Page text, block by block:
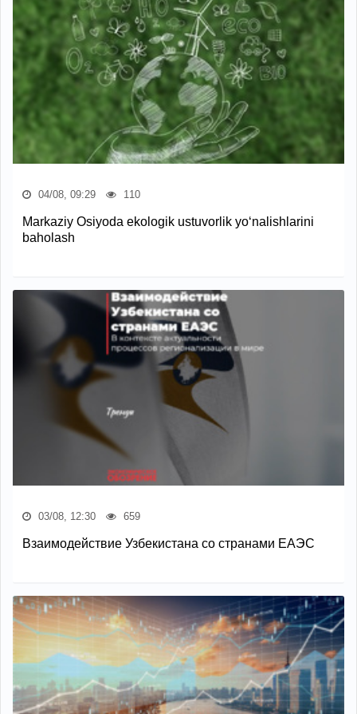
04/08, 09:29 110
Markaziy Osiyoda ekologik ustuvorlik yo‘nalishlarini
baholash
03/08, 12:30 659
Взаимодействие Узбекистана со странами ЕАЭС